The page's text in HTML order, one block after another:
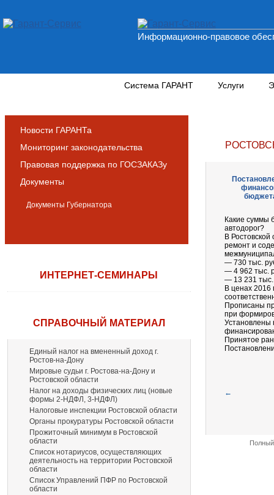
Информационно-правовое
Система ГАРАНТ Услуги
Новости ГАРАНТа
Мониторинг законодательства
Правовая поддержка по ГОСЗАКАЗу
Документы
Документы Губернатора
ИНТЕРНЕТ-СЕМИНАРЫ
СПРАВОЧНЫЙ МАТЕРИАЛ
Единый налог на вмененный доход г.
Ростов-на-Дону
Мировые судьи г. Ростова-на-Дону и
Ростовской области
Налог на доходы физических лиц (новые
формы 2-НДФЛ, 3-НДФЛ)
Налоговые инспекции Ростовской области
Органы прокуратуры Ростовской области
Прожиточный минимум в Ростовской
области
Список нотариусов, осуществляющих
деятельность на территории Ростовской
области
Список Управлений ПФР по Ростовской
области
Какие суммы
автодорог?
В
ремонт и
— 730 тыс.
— 4 962 тыс.
— 13 231 тыс.
В ценах 2016
Прописаны
при
Установлены
Принятое
←